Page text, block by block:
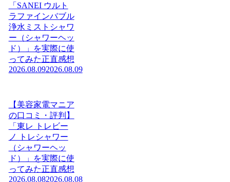
「SANEI ウルト
ラファインバブル
浄水ミストシャワ
ー（シャワーヘッ
ド）」を実際に使
ってみた正直感想
2026.08.092026.08.09
【美容家電マニア
の口コミ・評判】
「東レ トレビー
ノ トレシャワー
（シャワーヘッ
ド）」を実際に使
ってみた正直感想
2026.08.082026.08.08